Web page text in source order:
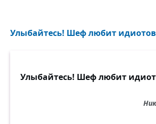
Улыбайтесь! Шеф любит
Улыбайтесь! Шеф любит